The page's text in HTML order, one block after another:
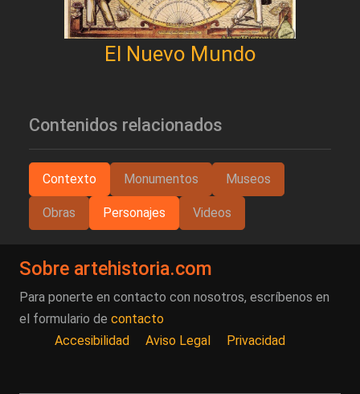
El Nuevo Mundo
Contenidos relacionados
Contexto Monumentos Museos
Obras Personajes Videos
Sobre artehistoria.com
Para ponerte en contacto con nosotros, escríbenos en
el formulario de contacto
Accesibilidad
Aviso Legal Privacidad